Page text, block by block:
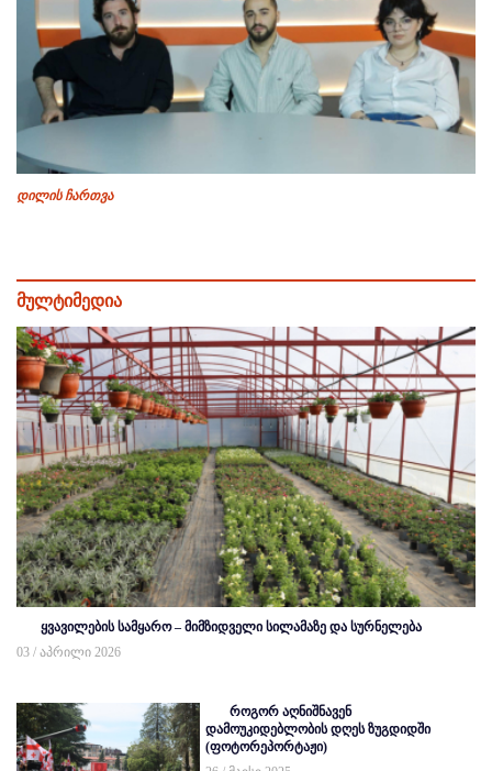
დილის ჩართვა
მულტიმედია
ყვავილების სამყარო – მიმზიდველი სილამაზე და სურნელება
03 / აპრილი 2026
როგორ აღნიშნავენ
დამოუკიდებლობის დღეს ზუგდიდში
(ფოტორეპორტაჟი)